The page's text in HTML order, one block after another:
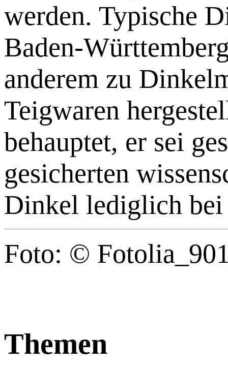
werden. Typische
Baden-
anderem zu
Teigwaren
behauptet, er sei
gesicherten
Dinkel lediglich bei
Foto: ©
Themen